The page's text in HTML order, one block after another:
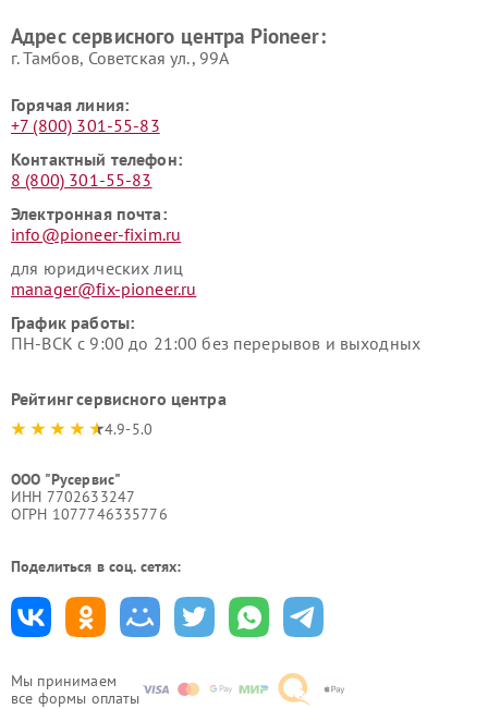
Мы принимаем
все формы оплаты
Адрес сервисного центра Pioneer:
г. Тамбов, Советская ул., 99А
Горячая линия:
+7 (800) 301-55-83
Контактный телефон:
8 (800) 301-55-83
Электронная почта:
info@pioneer-fixim.ru
для юридических лиц
manager@fix-pioneer.ru
График работы:
ПН-ВСК с 9:00 до 21:00 без перерывов и выходных
Рейтинг сервисного центра
4.9-5.0
ООО "Русервис"
ИНН 7702633247
ОГРН 1077746335776
Поделиться в соц. сетях: